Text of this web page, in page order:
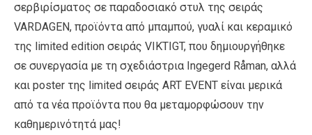
σερβιρίσματος σε παραδοσιακό στυλ της σειράς
VARDAGEN, προϊόντα από μπαμπού, γυαλί και κεραμικό
της limited edition σειράς VIKTIGT, που δημιουργήθηκε
σε συνεργασία με τη σχεδιάστρια Ingegerd Råman, αλλά
και poster της limited σειράς ART EVENT είναι μερικά
από τα νέα προϊόντα που θα μεταμορφώσουν την
καθημερινότητά μας!